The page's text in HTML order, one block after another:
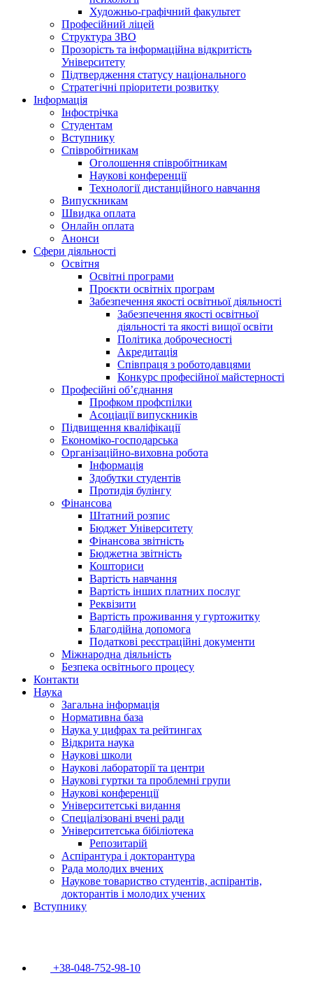
Художньо-графічний факультет
Професійний ліцей
Структура ЗВО
Прозорість та інформаційна відкритість
Університету
Підтвердження статусу національного
Стратегічні пріоритети розвитку
Інформація
Інфострічка
Студентам
Вступнику
Співробітникам
Оголошення співробітникам
Наукові конференції
Технології дистанційного навчання
Випускникам
Швидка оплата
Онлайн оплата
Анонси
Сфери діяльності
Освітня
Освітні програми
Проєкти освітніх програм
Забезпечення якості освітньої діяльності
Забезпечення якості освітньої
діяльності та якості вищої освіти
Політика доброчесності
Акредитація
Співпраця з роботодавцями
Конкурс професійної майстерності
Професійні об’єднання
Профком профспілки
Асоціації випускників
Підвищення кваліфікації
Економіко-господарська
Організаційно-виховна робота
Інформація
Здобутки студентів
Протидія булінгу
Фінансова
Штатний розпис
Бюджет Університету
Фінансова звітність
Бюджетна звітність
Кошториси
Вартість навчання
Вартість інших платних послуг
Реквізити
Вартість проживання у гуртожитку
Благодійна допомога
Податкові реєстраційні документи
Міжнародна діяльність
Безпека освітнього процесу
Контакти
Наука
Загальна інформація
Нормативна база
Наука у цифрах та рейтингах
Відкрита наука
Наукові школи
Наукові лабораторії та центри
Наукові гуртки та проблемні групи
Наукові конференції
Університетські видання
Спеціалізовані вчені ради
Університетська бібіліотека
Репозитарій
Аспірантура і докторантура
Рада молодих вчених
Наукове товариство студентів, аспірантів,
докторантів і молодих учених
Вступнику
+38-048-752-98-10